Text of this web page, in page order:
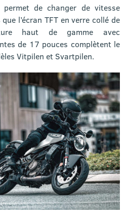
de changer de vitesse
l’écran TFT en verre collé de
haut de gamme avec
de 17 pouces complètent le
Vitpilen et Svartpilen.